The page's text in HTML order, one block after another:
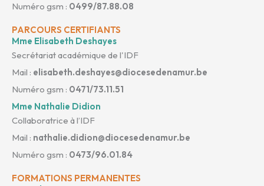
Numéro gsm : 0499/87.88.08
PARCOURS CERTIFIANTS
Mme Elisabeth Deshayes
Secrétariat académique de l'IDF
Mail : elisabeth.deshayes@diocesedenamur.be
Numéro gsm : 0471/73.11.51
Mme Nathalie Didion
Collaboratrice à l’IDF
Mail : nathalie.didion@diocesedenamur.be
Numéro gsm : 0473/96.01.84
FORMATIONS PERMANENTES